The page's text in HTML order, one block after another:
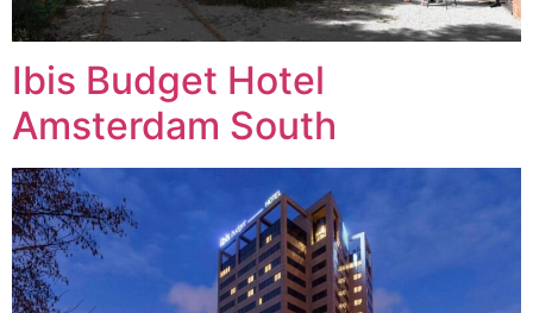
Ibis Budget Hotel
Amsterdam South